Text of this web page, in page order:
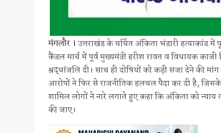
मंगलौर ।उत्तराखंड के चर्चित अंकिता भंडारी हत्याकांड
कैंडल मार्च में पूर्व मुख्यमंत्री हरीश रावत व विधायक
श्रद्धांजलि दी। साथ ही दोषियों को कड़ी सजा देने की
आरोपों ने फिर से राजनीतिक हलचल पैदा कर दी है,
शामिल लोगों ने नारे लगाते हुए कहा कि अंकिता को
की जाए।